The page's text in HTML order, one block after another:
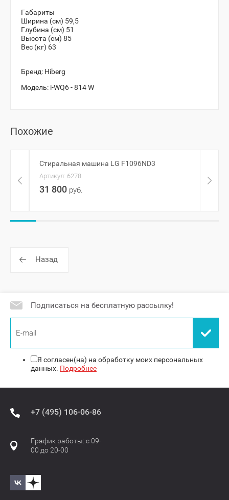
Габариты
Ширина (см) 59,5
Глубина (см) 51
Высота (см) 85
Вес (кг) 63
Бренд: Hiberg
Модель: i-WQ6 - 814 W
Похожие
Стиральная машина LG F1096ND3
Артикул: 6278
31 800 руб.
Назад
Подписаться на бесплатную рассылку!
Я согласен(на) на обработку моих персональных
данных. Подробнее
+7 (495) 106-06-86
График работы: с 09-
00 до 20-00